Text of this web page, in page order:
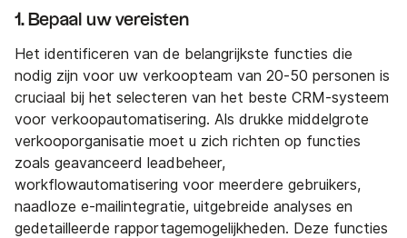
1. Bepaal uw vereisten
Het identificeren van de belangrijkste functies die
nodig zijn voor uw verkoopteam van 20-50 personen is
cruciaal bij het selecteren van het beste CRM-systeem
voor verkoopautomatisering. Als drukke middelgrote
verkooporganisatie moet u zich richten op functies
zoals geavanceerd leadbeheer,
workflowautomatisering voor meerdere gebruikers,
naadloze e-mailintegratie, uitgebreide analyses en
gedetailleerde rapportagemogelijkheden. Deze functies